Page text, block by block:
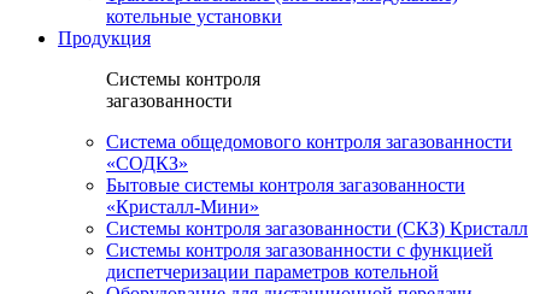
котельные установки
Продукция
Системы контроля
загазованности
Система общедомового контроля загазованности
«СОДКЗ»
Бытовые системы контроля загазованности
«Кристалл-Мини»
Системы контроля загазованности (СКЗ) Кристалл
Системы контроля загазованности с функцией
диспетчеризации параметров котельной